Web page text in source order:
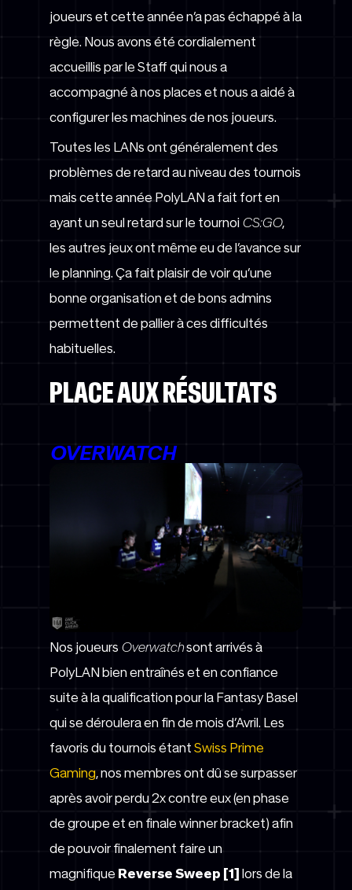
joueurs et cette année n’a pas échappé à la
règle. Nous avons été cordialement
accueillis par le Staff qui nous a
accompagné à nos places et nous a aidé à
configurer les machines de nos joueurs.
Toutes les LANs ont généralement des
problèmes de retard au niveau des tournois
mais cette année PolyLAN a fait fort en
ayant un seul retard sur le tournoi CS:GO,
les autres jeux ont même eu de l’avance sur
le planning. Ça fait plaisir de voir qu’une
bonne organisation et de bons admins
permettent de pallier à ces difficultés
habituelles.
PLACE AUX RÉSULTATS
OVERWATCH
Nos joueurs Overwatchsont arrivés à
PolyLAN bien entraînés et en confiance
suite à la qualification pour la Fantasy Basel
qui se déroulera en fin de mois d’Avril. Les
favoris du tournois étant Swiss Prime
Gaming, nos membres ont dû se surpasser
après avoir perdu 2x contre eux (en phase
de groupe et en finale winner bracket) afin
de pouvoir finalement faire un
magnifique Reverse Sweep [1] lors de la